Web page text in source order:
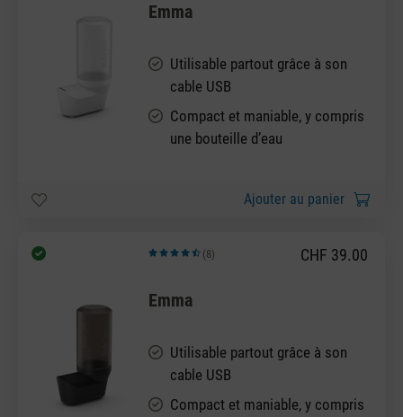
Emma
Utilisable partout grâce à son
cable USB
Compact et maniable, y compris
une bouteille d’eau
Ajouter au panier
Note moyenne de 4.5 sur 5 étoiles
(8) CHF 39.00
Emma
Utilisable partout grâce à son
cable USB
Compact et maniable, y compris